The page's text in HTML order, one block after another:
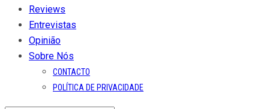
Reviews
Entrevistas
Opinião
Sobre Nós
CONTACTO
POLÍTICA DE PRIVACIDADE